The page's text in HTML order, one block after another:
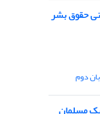
حقوق بشر
دوم